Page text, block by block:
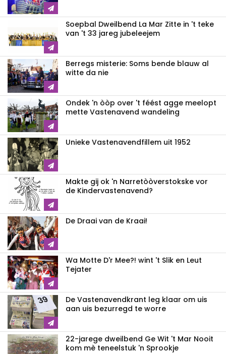
Soepbal Dweilbend La Mar Zitte in 't teke
van 't 33 jareg jubeleejem
Berregs misterie: Soms bende blauw al
witte da nie
Ondek 'n òòp over 't féést agge meelopt
mette Vastenavend wandeling
Unieke Vastenavendfillem uit 1952
Makte gij ok 'n Narretòòverstokske vor
de Kindervastenavend?
De Draai van de Kraai!
Wa Motte D'r Mee?! wint 't Slik en Leut
Tejater
De Vastenavendkrant leg klaar om uis
aan uis bezurregd te worre
22-jarege dweilbend Ge Wit 't Mar Nooit
kom mè teneelstuk 'n Sprookje